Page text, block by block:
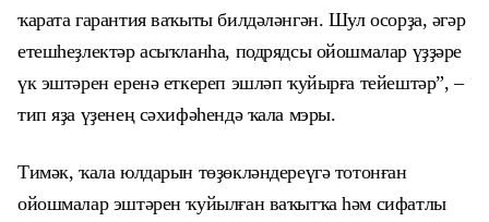
ҡарата гарантия ваҡыты билдәләнгән. Шул осорҙа, әгәр
етешһеҙлектәр асыҡланһа, подрядсы ойошмалар үҙҙәре
үк эштәрен еренә еткереп эшләп ҡуйырға тейештәр”, –
тип яҙа үҙенең сәхифәһендә ҡала мэры.
Тимәк, ҡала юлдарын төҙөкләндереүгә тотонған
ойошмалар эштәрен ҡуйылған ваҡытҡа һәм сифатлы